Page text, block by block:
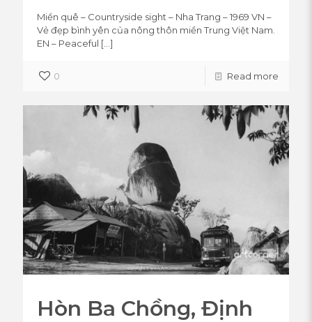
Miền quê – Countryside sight – Nha Trang – 1969 VN –
Vẻ đẹp bình yên của nông thôn miền Trung Việt Nam.
EN – Peaceful […]
0 Read more
Hòn Ba Chồng, Định